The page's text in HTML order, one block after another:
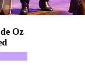
Oz